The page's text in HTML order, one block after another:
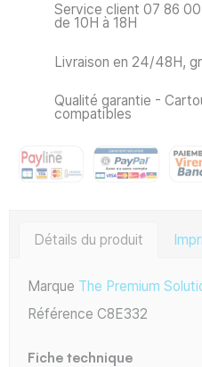
Service client 07 86 00
de 10H à 18H
Livraison en 24/48H,
Qualité garantie -
compatibles
Détails du produit
Marque The Premium
Référence C8E332
Fiche technique